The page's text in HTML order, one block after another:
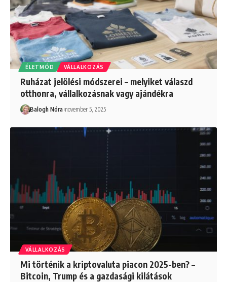
ÉLETMÓD VÁLLALKOZÁS
Ruházat jelölési módszerei – melyiket válaszd
otthonra, vállalkozásnak vagy ajándékra
Balogh Nóra november 5, 2025
VÁLLALKOZÁS
Mi történik a kriptovaluta piacon 2025-ben? –
Bitcoin, Trump és a gazdasági kilátások